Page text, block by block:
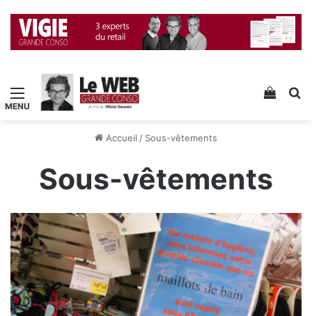
Menu Voir
Accueil / Sous-vêtements
Sous-vêtements